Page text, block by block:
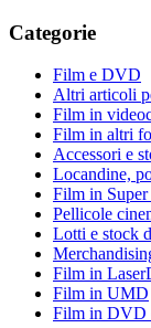
Categorie
Film e DVD
Altri articoli
Film in
Film in altri
Accessori e
Locandine,
Film in
Pellicole
Lotti e stock
Film in
Film in UMD
Film in DVD